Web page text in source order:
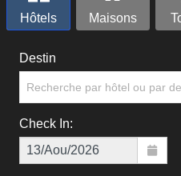
Hôtels Maisons
Destin
Recherche par hôtel ou par
Check In: